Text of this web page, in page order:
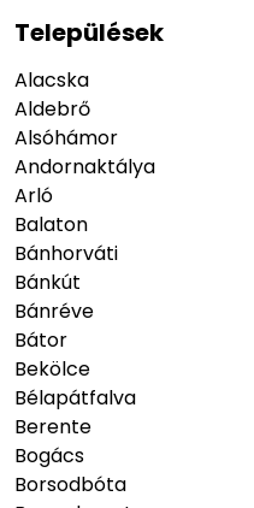
Települések
Alacska
Aldebrő
Alsóhámor
Andornaktálya
Arló
Balaton
Bánhorváti
Bánkút
Bánréve
Bátor
Bekölce
Bélapátfalva
Berente
Bogács
Borsodbóta